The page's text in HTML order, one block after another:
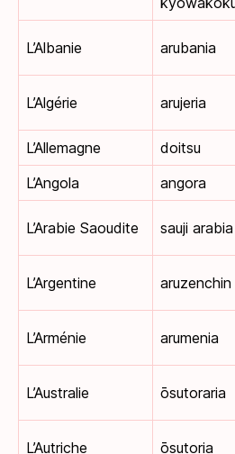
L’Albanie arubania
L’Algérie arujeria
L’Allemagne
doitsu
L’Angola
angora
L’Arabie Saoudite sauji arabia
L’Argentine aruzenchin
L’Arménie arumenia
L’Australie ōsutoraria
L’Autriche ōsutoria